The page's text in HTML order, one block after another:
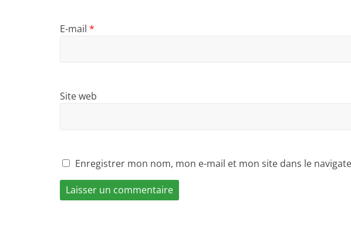
E-mail *
Site web
Enregistrer mon nom, mon e-mail et mon site dans le